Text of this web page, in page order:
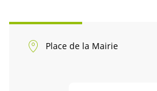
Place de la Mairie